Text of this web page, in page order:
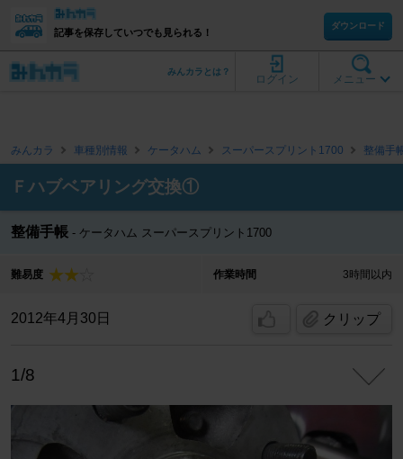
記事を保存していつでも見られる！
ダウンロード
メニュー
ログイン
みんカラとは？
みんカラ 車種別情報 ケータハム スーパースプリント1700 整備手
Ｆハブベアリング交換①
整備手帳 ケータハム スーパースプリント1700
難易度 作業時間 3時間以内
2012年4月30日 クリップ
1/8